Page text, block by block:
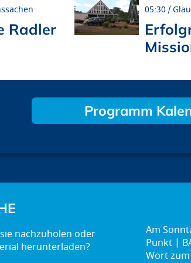
Radler
05:30
Programm
Am
Punkt
Wort